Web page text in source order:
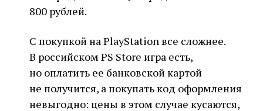
800 рублей.
С покупкой на PlayStation все сложнее.
В российском PS Store игра есть,
но оплатить ее банковской картой
не получится, а покупать код оформления
невыгодно: цены в этом случае кусаются,